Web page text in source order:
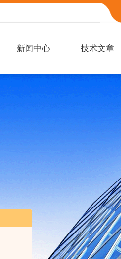
新闻中心 技术文章